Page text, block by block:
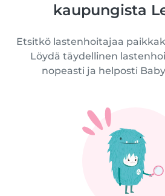
kaupungista
Etsitkö lastenhoitajaa
Löydä täydellinen
nopeasti ja helposti